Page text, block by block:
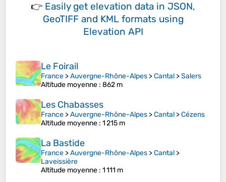
👉 Easily get elevation data in JSON,
GeoTIFF and KML formats using
Elevation API
Le Foirail
France >Auvergne-Rhône-Alpes >Cantal >Salers
Altitude moyenne : 862 m
Les Chabasses
France >Auvergne-Rhône-Alpes >Cantal >Cézens
Altitude moyenne : 1 215 m
La Bastide
France >Auvergne-Rhône-Alpes >Cantal >
Laveissière
Altitude moyenne : 1 111 m